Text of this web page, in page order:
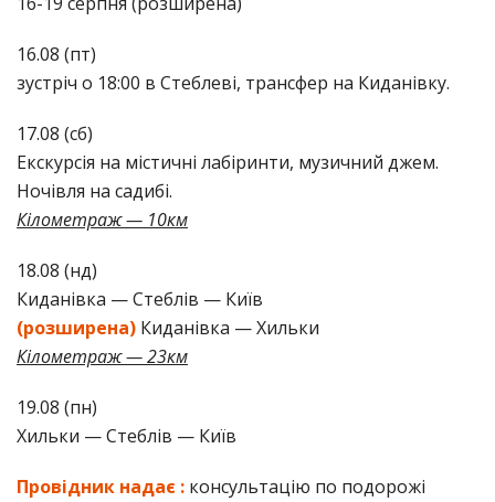
16.08 (пт)
зустріч о 18:00 в Стеблеві, трансфер на Киданівку.
17.08 (сб)
Екскурсія на містичні лабіринти, музичний джем.
Ночівля на садибі.
Кілометраж — 10км
18.08 (нд)
Киданівка — Стеблів — Київ
(розширена) Киданівка — Хильки
Кілометраж — 23км
19.08 (пн)
Хильки — Стеблів — Київ
Провідник надає : консультацію по подорожі